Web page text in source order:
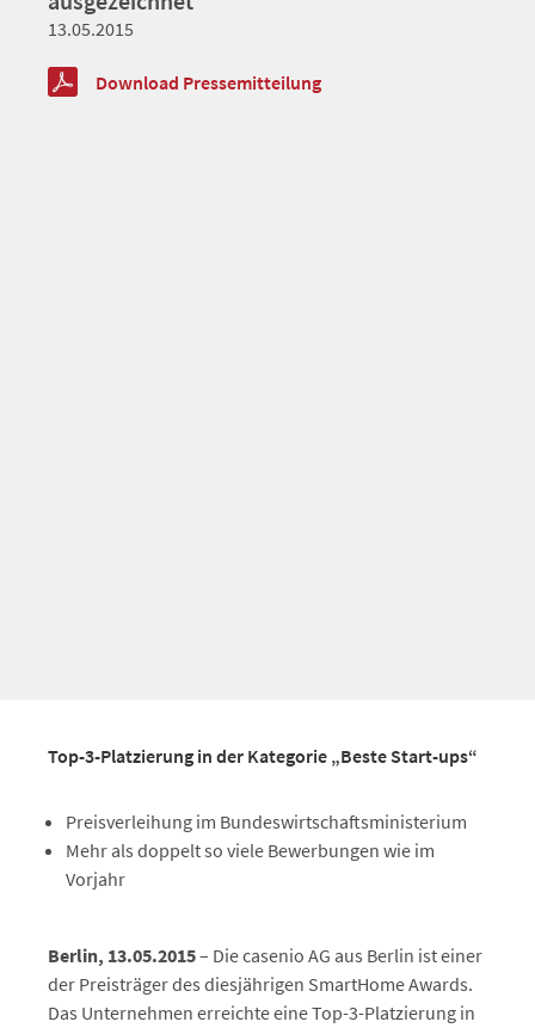
13.05.2015
Download Pressemitteilung
Top-3-Platzierung in der Kategorie „Beste Start-ups“
Preisverleihung im Bundeswirtschaftsministerium
Mehr als doppelt so viele Bewerbungen wie im
Vorjahr
Berlin, 13.05.2015– Die casenio AG aus Berlin ist einer
der Preisträger des diesjährigen SmartHome Awards.
Das Unternehmen erreichte eine Top-3-Platzierung in